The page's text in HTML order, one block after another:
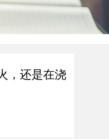
，还是在浇